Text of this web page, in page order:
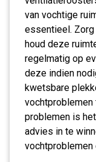
van vochtige
essentieel.
houd deze
regelmatig op
deze indien
kwetsbare
vochtproblemen
problemen is
advies in te
vochtproblemen